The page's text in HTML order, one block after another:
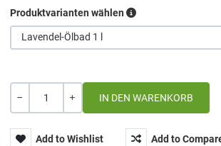
Produktvarianten wählen
Lavendel-Ölbad 1 l
Add to Wishlist Add to